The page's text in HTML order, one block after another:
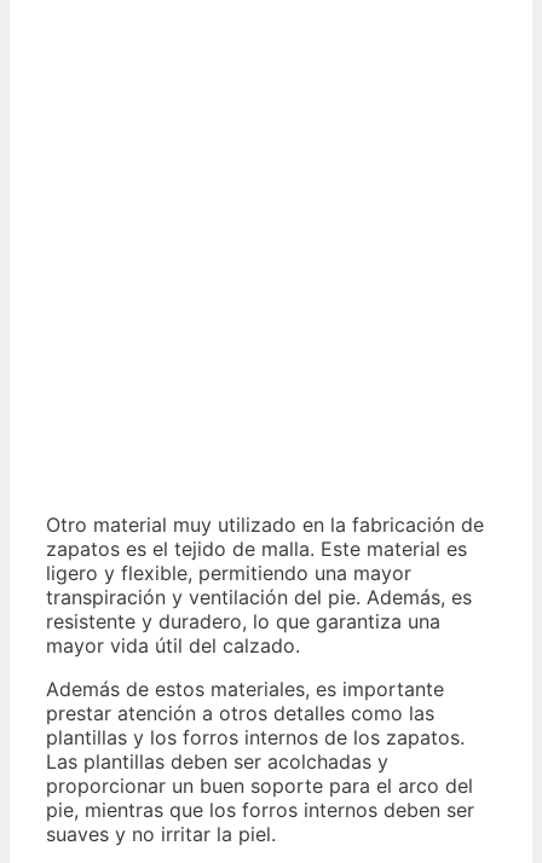
Otro material muy utilizado en la fabricación de
zapatos es el tejido de malla. Este material es
ligero y flexible, permitiendo una mayor
transpiración y ventilación del pie. Además, es
resistente y duradero, lo que garantiza una
mayor vida útil del calzado.
Además de estos materiales, es importante
prestar atención a otros detalles como las
plantillas y los forros internos de los zapatos.
Las plantillas deben ser acolchadas y
proporcionar un buen soporte para el arco del
pie, mientras que los forros internos deben ser
suaves y no irritar la piel.